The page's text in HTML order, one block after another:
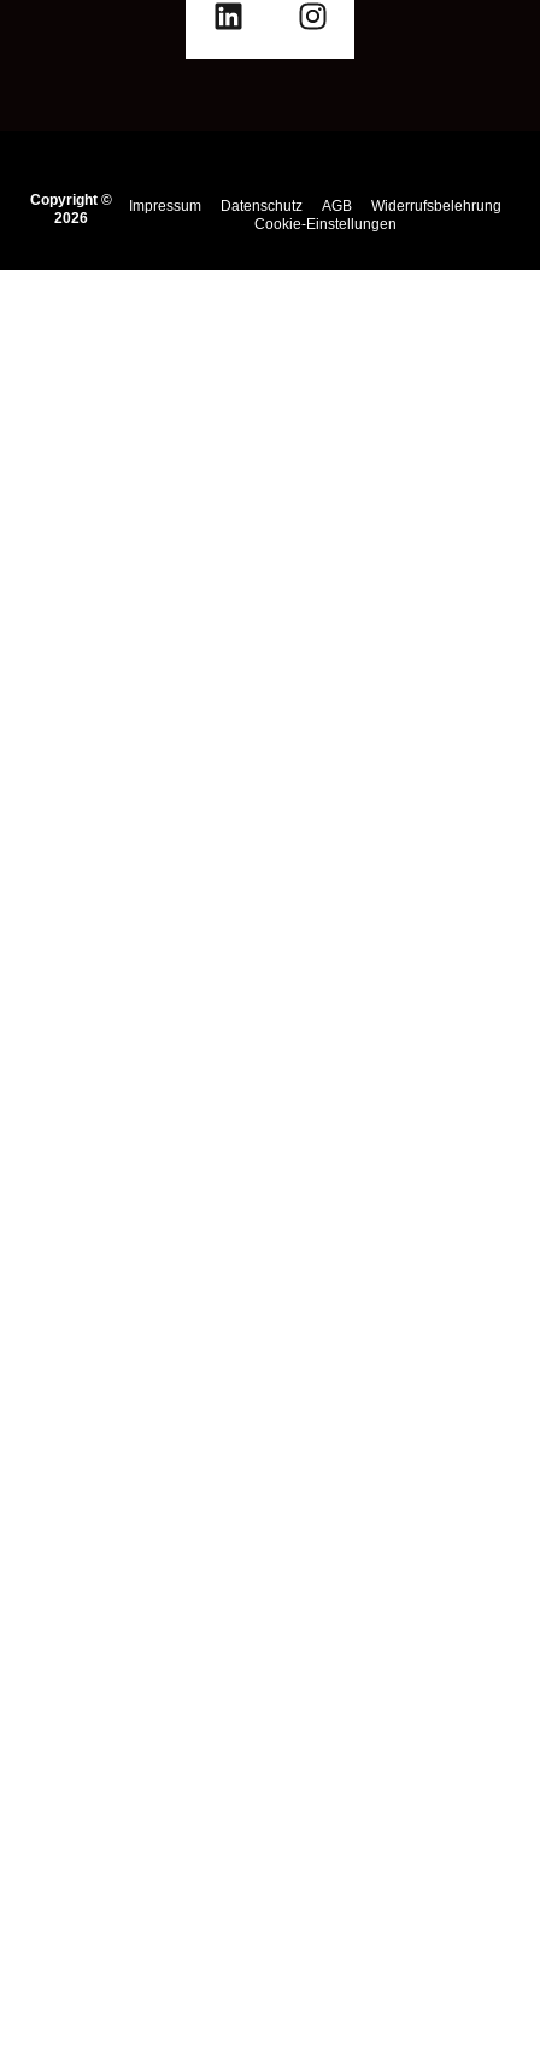
Copyright ©
2026
Impressum Datenschutz AGB
Widerrufsbelehrung
Cookie-Einstellungen